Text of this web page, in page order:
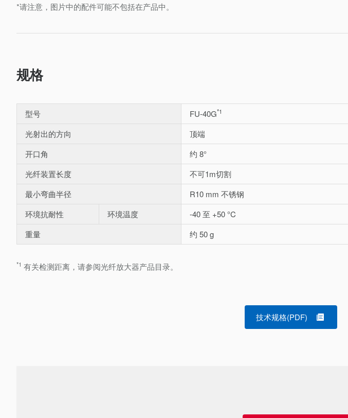
*请注意，图片中的配件可能不包括在产品中。
规格
型号 FU-40G*1
光射出的方向
顶端
开口角
约 8°
光纤装置长度
不可1m切割
最小弯曲半径
R10 mm 不锈钢
环境抗耐性
环境温度
-40 至 +50 °C
重量
约 50 g
*1 有关检测距离，请参阅光纤放大器产品目录。
技术规格(PDF)